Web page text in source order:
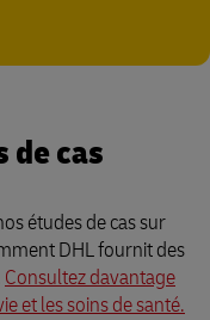
de cas
études de cas sur
DHL fournit des
Consultez davantage
et les soins de santé.